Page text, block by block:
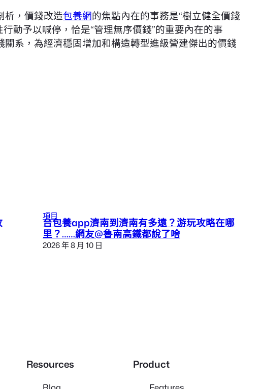
析，價錢改造包養網的焦點內在的事務是“樹立健全價錢
動予以喊停，恰是“管理無序價錢”的重要內在的事
系，為經濟穩固增加和構造轉型進級營建傑出的價錢
項目
台包養app濟南到濟南有多遠？游玩攻略在哪
里？……網友@魯南高鐵都說了啥
2026 年 8 月 10 日
Resources Product